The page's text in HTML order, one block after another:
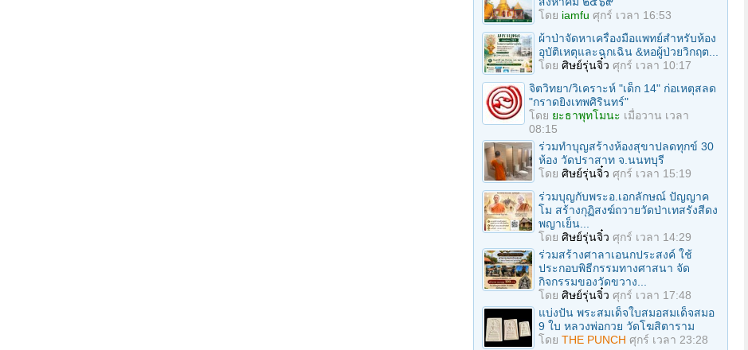
โดย iamfu ศุกร์ เวลา 16:53
ผ้าป่าจัดหาเครื่องมือแพทย์สำหรับห้อง
อุบัติเหตุและฉุกเฉิน &หอผู้ป่วยวิกฤต...
โดย ศิษย์รุ่นจิ๋ว ศุกร์ เวลา 10:17
จิตวิทยา/วิเคราะห์ "เด็ก 14" ก่อเหตุสลด
"กราดยิงเทพศิรินทร์"
โดย ยะธาพุทโมนะ เมื่อวาน เวลา
08:15
ร่วมทําบุญสร้างห้องสุขาปลดทุกข์ 30
ห้อง วัดปราสาท จ.นนทบุรี
โดย ศิษย์รุ่นจิ๋ว ศุกร์ เวลา 15:19
ร่วมบุญกับพระอ.เอกลักษณ์ ปัญญาค
โม สร้างกุฏิสงฆ์ถวายวัดป่าเทสรังสีดง
พญาเย็น...
โดย ศิษย์รุ่นจิ๋ว ศุกร์ เวลา 14:29
ร่วมสร้างศาลาเอนกประสงค์ ใช้
ประกอบพิธีกรรมทางศาสนา จัด
กิจกรรมของวัดขวาง...
โดย ศิษย์รุ่นจิ๋ว ศุกร์ เวลา 17:48
แบ่งปัน พระสมเด็จใบสมอสมเด็จสมอ
9 ใบ หลวงพ่อกวย วัดโฆสิตาราม
โดย THE PUNCH ศุกร์ เวลา 23:28